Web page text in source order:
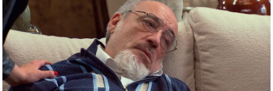
Así engañó Elena a todos con la muerte
de Chimo: “No sé cómo vamos a superar
esto”